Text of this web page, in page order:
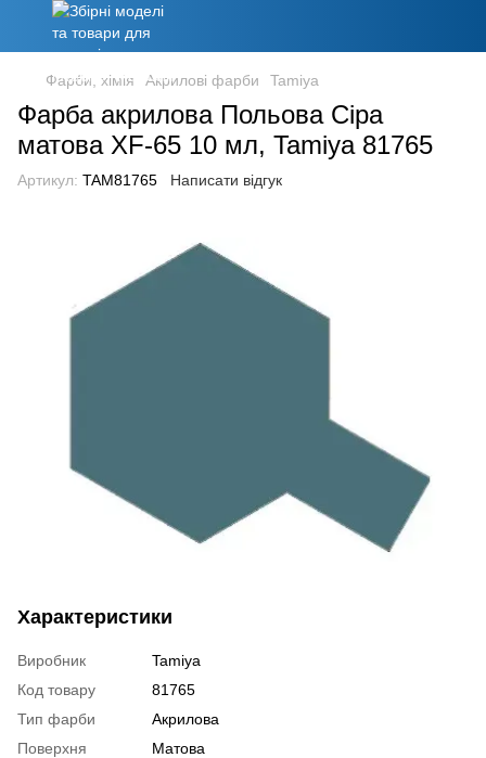
Фарби, хімія Акрилові фарби Tamiya
Фарба акрилова Польова Сіра
матова XF-65 10 мл, Tamiya 81765
Артикул: TAM81765 Написати відгук
Характеристики
Виробник
Tamiya
Код товару
81765
Тип фарби
Акрилова
Поверхня
Матова